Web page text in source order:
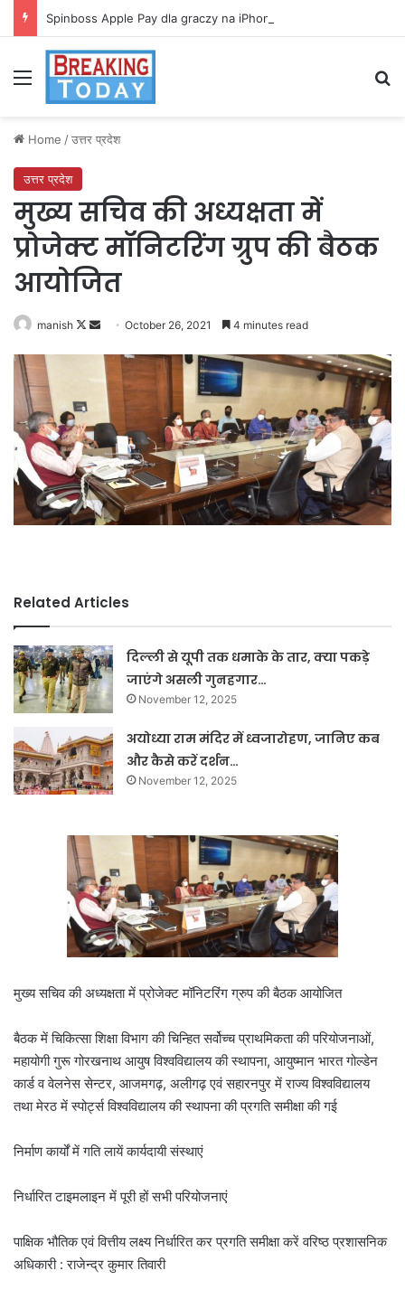
Spinboss Apple Pay dla graczy na iPhone
Menu
Home /उत्तर प्रदेश
उत्तर प्रदेश
मुख्य सचिव की अध्यक्षता में
प्रोजेक्ट मॉनिटरिंग ग्रुप की बैठक
आयोजित
manish
Follow
Send
email
October 26, 2021 4 minutes read
Related Articles
दिल्ली से यूपी तक धमाके के तार, क्या पकड़े
जाएंगे असली गुनहगार…
November 12, 2025
अयोध्या राम मंदिर में ध्वजारोहण, जानिए कब
और कैसे करें दर्शन…
November 12, 2025
मुख्य सचिव की अध्यक्षता में प्रोजेक्ट मॉनिटरिंग ग्रुप की बैठक आयोजित
बैठक में चिकित्सा शिक्षा विभाग की चिन्हित सर्वोच्च प्राथमिकता की परियोजनाओं,
महायोगी गुरू गोरखनाथ आयुष विश्वविद्यालय की स्थापना, आयुष्मान भारत गोल्डेन
कार्ड व वेलनेस सेन्टर, आजमगढ़, अलीगढ़ एवं सहारनपुर में राज्य विश्वविद्यालय
तथा मेरठ में स्पोर्ट्स विश्वविद्यालय की स्थापना की प्रगति समीक्षा की गई
निर्माण कार्यों में गति लायें कार्यदायी संस्थाएं
निर्धारित टाइमलाइन में पूरी हों सभी परियोजनाएं
पाक्षिक भौतिक एवं वित्तीय लक्ष्य निर्धारित कर प्रगति समीक्षा करें वरिष्ठ प्रशासनिक
अधिकारी : राजेन्द्र कुमार तिवारी